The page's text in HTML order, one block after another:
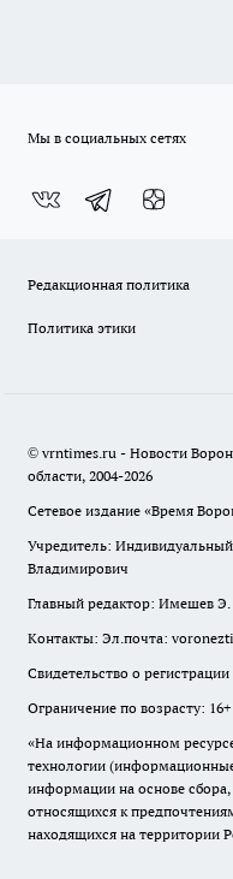
Мы в социальных сетях
Редакционная политика
Политика этики
© vrntimes.ru - Новости
области, 2004-2026
Сетевое издание «Время
Учредитель:
Владимирович
Главный редактор: Имешев
Контакты: Эл.почта:
Свидетельство о
Ограничение по возрасту: 16+
«На информационном
технологии
информации на основе
относящихся к
находящихся на территории